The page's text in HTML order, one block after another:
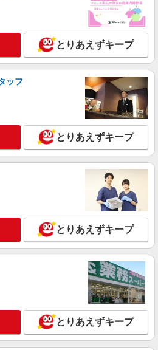
詳細を見る
社 メディカルケア事業部/仙台オフィ
円 ★週払いOK（規定あり） ※給与
福島市 【最寄駅】JR東北本線「松川」
詳細を見る
社 メディカルケア事業部/仙台オフィ
円 ★週払いOK（規定あり） ※給与
能力による
福島市 【最寄駅】JR東北本線「金谷
詳細を見る
社 メディカルケア事業部/仙台オフィ
とりあえずキープ
ッフ
とりあえずキープ
とりあえずキープ
とりあえずキープ